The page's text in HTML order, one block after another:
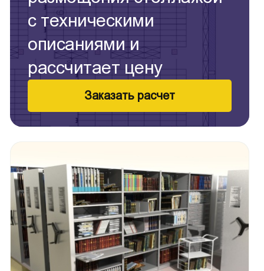
с техническими
описаниями и
рассчитает цену
Заказать расчет